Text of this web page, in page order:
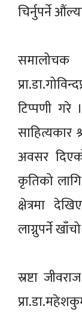
चिर्नुपर्ने
टिप्पणी गरे
साहित्यकार
अवसर
कृतिको
क्षेत्रमा
लाग्नुपर्ने
स्रष्टा